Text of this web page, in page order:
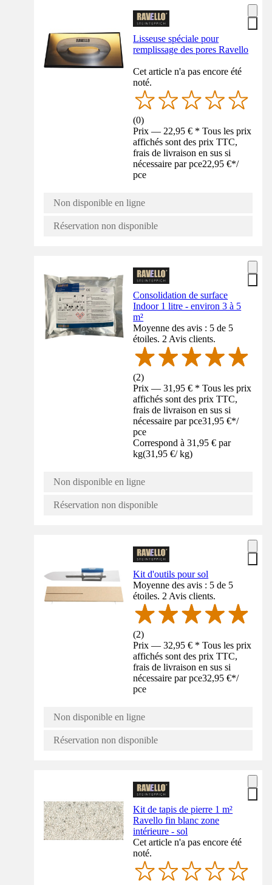
Lisseuse spéciale pour
remplissage des pores Ravello
Cet article n'a pas encore été
noté.
(0)
Prix — 22,95 € * Tous les prix
affichés sont des prix TTC,
frais de livraison en sus si
nécessaire par pce22,95 €*/
pce
Non disponible en ligne
Réservation non disponible
Consolidation de surface
Indoor 1 litre - environ 3 à 5
m²
Moyenne des avis : 5 de 5
étoiles. 2 Avis clients.
(2)
Prix — 31,95 € * Tous les prix
affichés sont des prix TTC,
frais de livraison en sus si
nécessaire par pce31,95 €*/
pce
Correspond à 31,95 € par
kg(31,95 €/ kg)
Non disponible en ligne
Réservation non disponible
Kit d'outils pour sol
Moyenne des avis : 5 de 5
étoiles. 2 Avis clients.
(2)
Prix — 32,95 € * Tous les prix
affichés sont des prix TTC,
frais de livraison en sus si
nécessaire par pce32,95 €*/
pce
Non disponible en ligne
Réservation non disponible
Kit de tapis de pierre 1 m²
Ravello fin blanc zone
intérieure - sol
Cet article n'a pas encore été
noté.